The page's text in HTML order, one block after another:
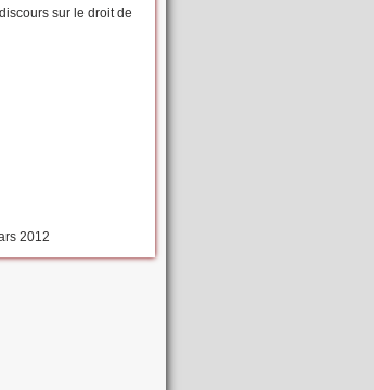
sur le droit de
2012